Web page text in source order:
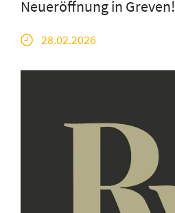
Neueröffnung in Greven!
28.02.2026